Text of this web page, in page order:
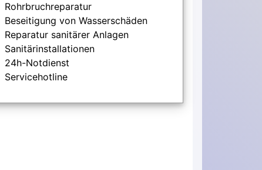
Rohrbruchreparatur
Beseitigung von Wasserschäden
Reparatur sanitärer Anlagen
Sanitärinstallationen
24h-Notdienst
Servicehotline